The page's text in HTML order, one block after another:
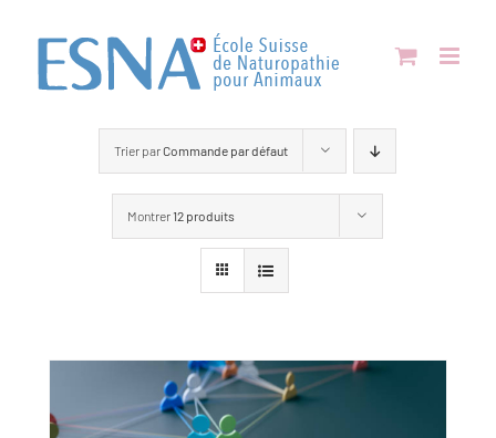
contenu
Trier parCommande par défaut
Montrer 12 produits